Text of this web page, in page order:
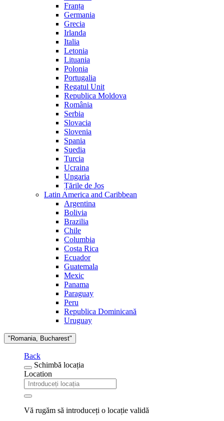
Franța
Germania
Grecia
Irlanda
Italia
Letonia
Lituania
Polonia
Portugalia
Regatul Unit
Republica Moldova
România
Serbia
Slovacia
Slovenia
Spania
Suedia
Turcia
Ucraina
Ungaria
Țările de Jos
Latin America and Caribbean
Argentina
Bolivia
Brazilia
Chile
Columbia
Costa Rica
Ecuador
Guatemala
Mexic
Panama
Paraguay
Peru
Republica Dominicană
Uruguay
"Romania, Bucharest"
Back
Schimbă locația
Location
Vă rugăm să introduceți o locație validă